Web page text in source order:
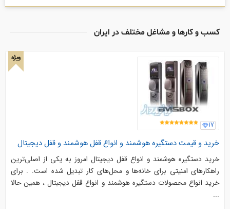
کسب و کارها و مشاغل مختلف در ایران
ویژه
17
خرید و قیمت دستگیره هوشمند و انواع قفل هوشمند و قفل دیجیتال
خرید دستگیره هوشمند و انواع قفل دیجیتال امروز به یکی از اصلی‌ترین
راهکارهای امنیتی برای خانه‌ها و محل‌های کار تبدیل شده است. . برای
خرید انواع محصولات دستگیره هوشمند و انواع قفل دیجبتال ، همین حالا
...